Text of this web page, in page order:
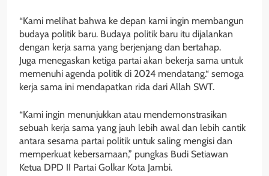
“Kami melihat bahwa ke depan kami ingin membangun
budaya politik baru. Budaya politik baru itu dijalankan
dengan kerja sama yang berjenjang dan bertahap.
Juga menegaskan ketiga partai akan bekerja sama untuk
memenuhi agenda politik di 2024 mendatang.“ semoga
kerja sama ini mendapatkan rida dari Allah SWT.
“Kami ingin menunjukkan atau mendemonstrasikan
sebuah kerja sama yang jauh lebih awal dan lebih cantik
antara sesama partai politik untuk saling mengisi dan
memperkuat kebersamaan,” pungkas Budi Setiawan
Ketua DPD II Partai Golkar Kota Jambi.